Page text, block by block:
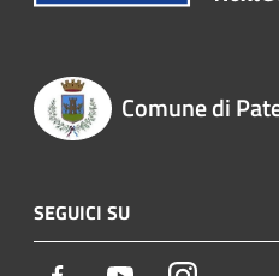
Comune di
SEGUICI SU